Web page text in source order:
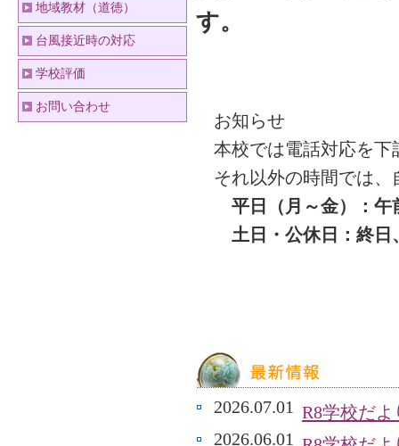
す。
お知らせ
本校では電話対応を下
それ以外の時間では、
平日（月～金）：午
土日・公休日：終日
2026.07.01 R8学校だよ
2026.06.01
地域教材（道徳）
台風接近時の対応
学校評価
お問い合わせ